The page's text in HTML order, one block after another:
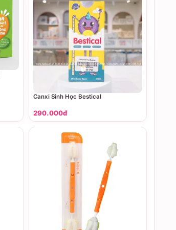
Canxi Sinh Học Bestical
290.000đ